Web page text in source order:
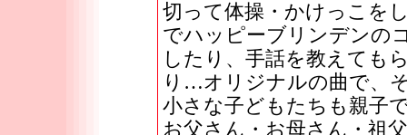
切って体操・かけっこを
でハッピーブリンデンの
したり、手話を教えても
り…オリジナルの曲で、
小さな子どもたちも親子
お父さん・お母さん・祖